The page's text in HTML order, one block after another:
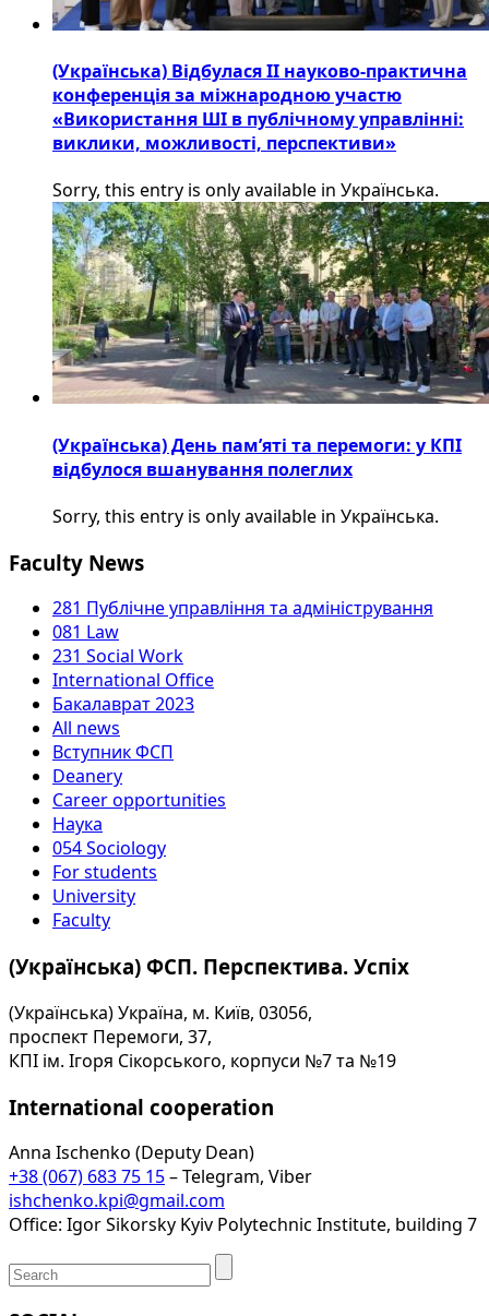
(Українська) Відбулася ІІ науково-практична
конференція за міжнародною участю
«Використання ШІ в публічному управлінні:
виклики, можливості, перспективи»
Sorry, this entry is only available in Українська.
(Українська) День пам’яті та перемоги: у КПІ
відбулося вшанування полеглих
Sorry, this entry is only available in Українська.
Faculty News
281 Публічне управління та адміністрування
081 Law
231 Social Work
International Office
Бакалаврат 2023
All news
Вступник ФСП
Deanery
Career opportunities
Наука
054 Sociology
For students
University
Faculty
(Українська) ФСП. Перспектива. Успіх
(Українська) Україна, м. Київ, 03056,
проспект Перемоги, 37,
КПІ ім. Ігоря Сікорського, корпуси №7 та №19
International cooperation
Anna Ischenko (Deputy Dean)
+38 (067) 683 75 15– Telegram, Viber
ishchenko.kpi@gmail.com
Office: Igor Sikorsky Kyiv Polytechnic Institute, building 7